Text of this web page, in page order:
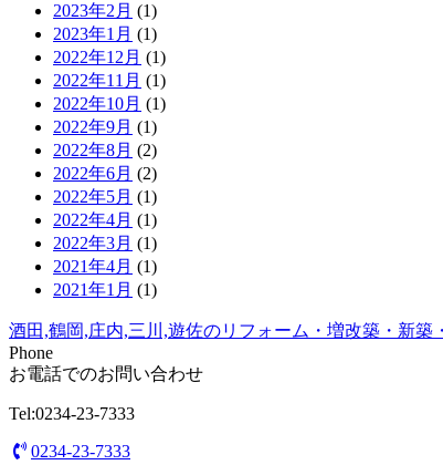
2023年2月 (1)
2023年1月 (1)
2022年12月 (1)
2022年11月 (1)
2022年10月 (1)
2022年9月 (1)
2022年8月 (2)
2022年6月 (2)
2022年5月 (1)
2022年4月 (1)
2022年3月 (1)
2021年4月 (1)
2021年1月 (1)
酒田,鶴岡,庄内,三川,遊佐のリフォーム・増改築・新築
Phone
お電話でのお問い合わせ
Tel:0234-23-7333
0234-23-7333